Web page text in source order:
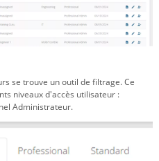
se trouve un outil de filtrage. Ce
niveaux d'accès utilisateur :
Administrateur.